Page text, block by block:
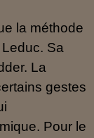
la méthode
Sa
La
gestes
Pour le